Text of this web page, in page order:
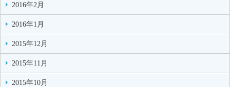
2016年2月
2016年1月
2015年12月
2015年11月
2015年10月